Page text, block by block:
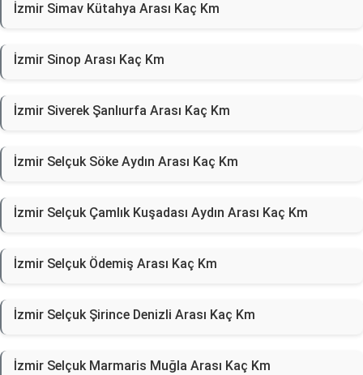
İzmir Simav Kütahya Arası Kaç Km
İzmir Sinop Arası Kaç Km
İzmir Siverek Şanlıurfa Arası Kaç Km
İzmir Selçuk Söke Aydın Arası Kaç Km
İzmir Selçuk Çamlık Kuşadası Aydın Arası Kaç Km
İzmir Selçuk Ödemiş Arası Kaç Km
İzmir Selçuk Şirince Denizli Arası Kaç Km
İzmir Selçuk Marmaris Muğla Arası Kaç Km